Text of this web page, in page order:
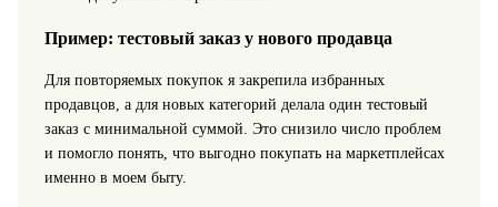
Пример: тестовый заказ у нового продавца
Для повторяемых покупок я закрепила избранных
продавцов, а для новых категорий делала один тестовый
заказ с минимальной суммой. Это снизило число проблем
и помогло понять, что выгодно покупать на маркетплейсах
именно в моем быту.